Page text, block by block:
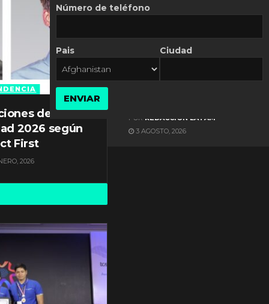
de
2026 según
First
2026
ES NOTICIA
POR REDACCIÓN LATAM
3 AGOSTO, 2026
Número de teléfono
Pais Ciudad
ENVIAR